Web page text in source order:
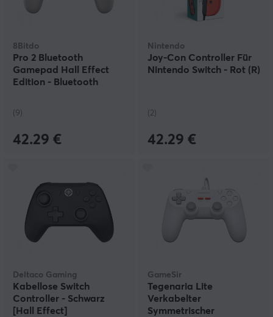
8Bitdo
Pro 2 Bluetooth
Gamepad Hall Effect
Edition - Bluetooth
(9)
42.29 €
Nintendo
Joy-Con Controller Für
Nintendo Switch - Rot (R)
(2)
42.29 €
Deltaco Gaming
Kabellose Switch
Controller - Schwarz
[Hall Effect]
GameSir
Tegenaria Lite
Verkabelter
Symmetrischer